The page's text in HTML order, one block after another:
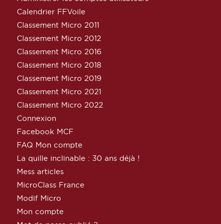
Calendrier FFVoile
Classement Micro 2011
Classement Micro 2012
Classement Micro 2016
Classement Micro 2018
Classement Micro 2019
Classement Micro 2021
Classement Micro 2022
Connexion
Facebook MCF
FAQ Mon compte
La quille inclinable : 30 ans déjà !
Mess articles
MicroClass France
Modif Micro
Mon compte